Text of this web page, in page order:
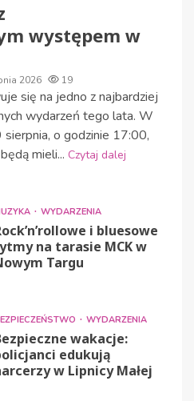
występem w
2026 19
się na jedno z najbardziej
wydarzeń tego lata. W
sierpnia, o godzinie 17:00,
mieli... Czytaj dalej
WYDARZENIA
i bluesowe
na tarasie MCK w
Targu
WYDARZENIA
wakacje:
edukują
w Lipnicy Małej